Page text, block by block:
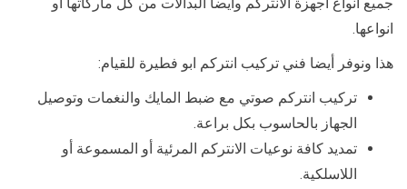
انواعها.
هذا ونوفر أيضا فني تركيب انتركم ابو فطيرة للقيام:
تركيب انتركم صوتي مع ضبط المايك والنغمات وتوصيل
الجهاز بالحاسوب بكل براعة.
تمديد كافة نوعيات الانتركم المرئية أو المسموعة أو
اللاسلكية.